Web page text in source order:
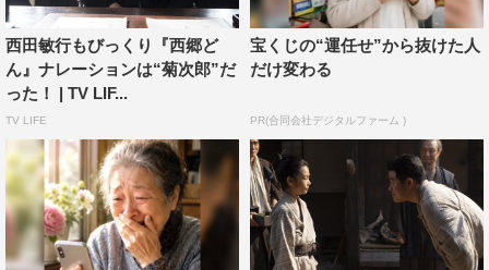
だったのが、次に「京都行く？」て聞かれたら、「はい！
行きます！！」って言います。京都に行きたい気持ちが、
より強くなりました。幕末のドラマもまたやってみたいで
す。歴史の人物を演じるのはとても楽しいので、すごくや
りたいです。
『西郷どん』では、僕の出番は終わってしまいましたが、
この後も西郷菊次郎のことも分かるし、すごく勉強になる
ので、最終回までぜひ見てほしいです。
西田敏行もびっくり『西郷ど
ん』ナレーションは“菊次郎”だ
った！ | TV LIF...
TV LIFE
宝くじの“運任せ”から抜けた人
だけ変わる
PR(合同会社デジタルファーム )